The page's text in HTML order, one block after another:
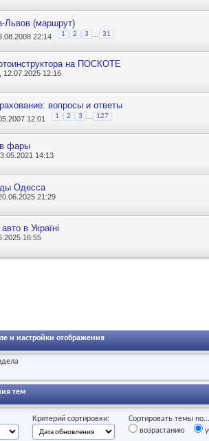
Львов (маршрут)
22:14 1 2 3 ... 31
на ПОСКОТЕ
, 12.07.2025 12:16
вопросы и ответы
12:01 1 2 3 ... 127
фары
14:13
Одесса
20.06.2025 21:29
в Україні
16:55
и настройки отображения
тем
Критерий сортировки:
Сортировать темы по...
возрастанию